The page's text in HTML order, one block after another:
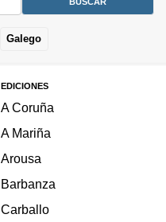
Galego
EDICIONES
A Coruña
A Mariña
Arousa
Barbanza
Carballo